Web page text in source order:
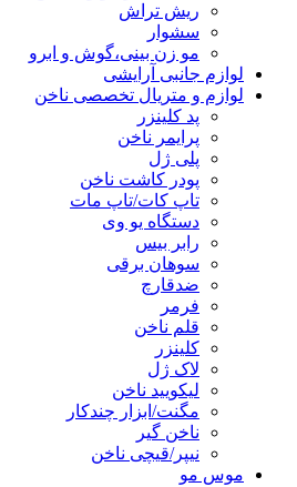
ریش تراش
سشوار
مو زن بینی،گوش و ابرو
لوازم جانبی آرایشی
لوازم و متریال تخصصی ناخن
پد کلینزر
پرایمر ناخن
پلی ژل
پودر کاشت ناخن
تاپ کات/تاپ مات
دستگاه یو وی
رابر بیس
سوهان برقی
ضدقارچ
فرمر
قلم ناخن
کلینزر
لاک ژل
لیکوييد ناخن
مگنت/ابزار چندکار
ناخن گیر
نیپر/قیچی ناخن
موس مو